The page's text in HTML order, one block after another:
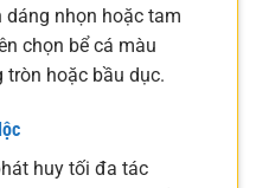
dáng nhọn hoặc tam
chọn bể cá màu
tròn hoặc bầu dục.
huy tối đa tác